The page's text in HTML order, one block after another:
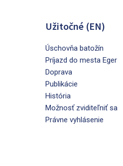
Užitočné (EN)
Úschovňa batožín
Príjazd do mesta Eger
Doprava
Publikácie
História
Možnosť zviditeľniť sa
Právne vyhlásenie